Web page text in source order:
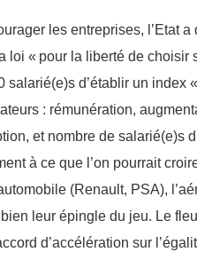
les entreprises, l’Etat
loi « pour la liberté de choisir
salarié(e)s d’établir un index «
: rémunération,
et nombre de salarié(e)s
à ce que l’on pourrait
(Renault, PSA),
leur épingle du jeu. Le
d’accélération sur